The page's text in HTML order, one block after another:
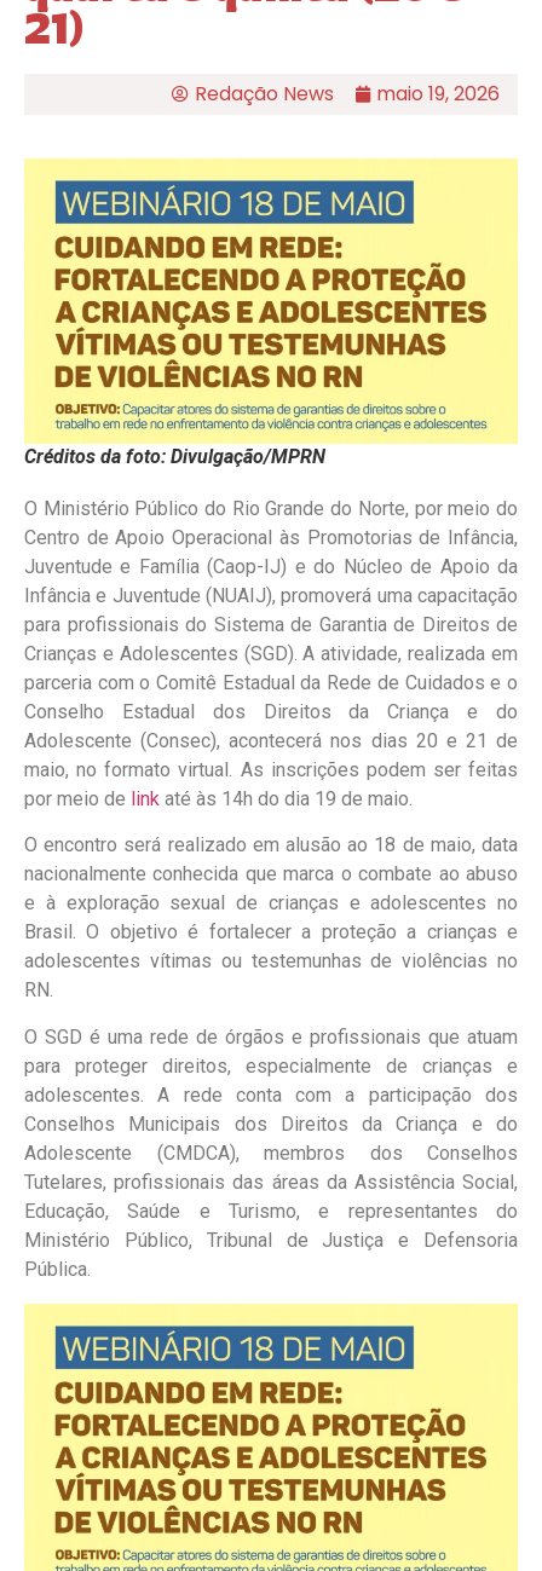
21)
Redação News maio 19, 2026
Créditos da foto: Divulgação/MPRN
O Ministério Público do Rio Grande do Norte, por meio do
Centro de Apoio Operacional às Promotorias de Infância,
Juventude e Família (Caop-IJ) e do Núcleo de Apoio da
Infância e Juventude (NUAIJ), promoverá uma capacitação
para profissionais do Sistema de Garantia de Direitos de
Crianças e Adolescentes (SGD). A atividade, realizada em
parceria com o Comitê Estadual da Rede de Cuidados e o
Conselho Estadual dos Direitos da Criança e do
Adolescente (Consec), acontecerá nos dias 20 e 21 de
maio, no formato virtual. As inscrições podem ser feitas
por meio de link até às 14h do dia 19 de maio.
O encontro será realizado em alusão ao 18 de maio, data
nacionalmente conhecida que marca o combate ao abuso
e à exploração sexual de crianças e adolescentes no
Brasil. O objetivo é fortalecer a proteção a crianças e
adolescentes vítimas ou testemunhas de violências no
RN.
O SGD é uma rede de órgãos e profissionais que atuam
para proteger direitos, especialmente de crianças e
adolescentes. A rede conta com a participação dos
Conselhos Municipais dos Direitos da Criança e do
Adolescente (CMDCA), membros dos Conselhos
Tutelares, profissionais das áreas da Assistência Social,
Educação, Saúde e Turismo, e representantes do
Ministério Público, Tribunal de Justiça e Defensoria
Pública.